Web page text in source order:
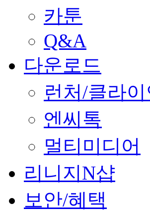
카툰
Q&A
다운로드
런처/클라이
엔씨톡
멀티미디어
리니지N샵
보안/혜택